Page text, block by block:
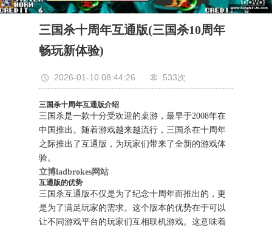
三国杀十周年互通版(三国杀10周年
畅玩新体验)
2026-01-10 08:44:26 533次
三国杀十周年互通版介绍
三国杀是一款十分受欢迎的桌游，最早于2008年在
中国推出。随着游戏越来越流行，三国杀在十周年
之际推出了互通版，为玩家们带来了全新的游戏体
验。
立博ladbrokes网站
互通版的优势
三国杀互通版不仅是为了纪念十周年而推出的，更
是为了满足玩家的需求。这个版本的优势在于可以
让不同游戏平台的玩家们互相联机游戏。这意味着